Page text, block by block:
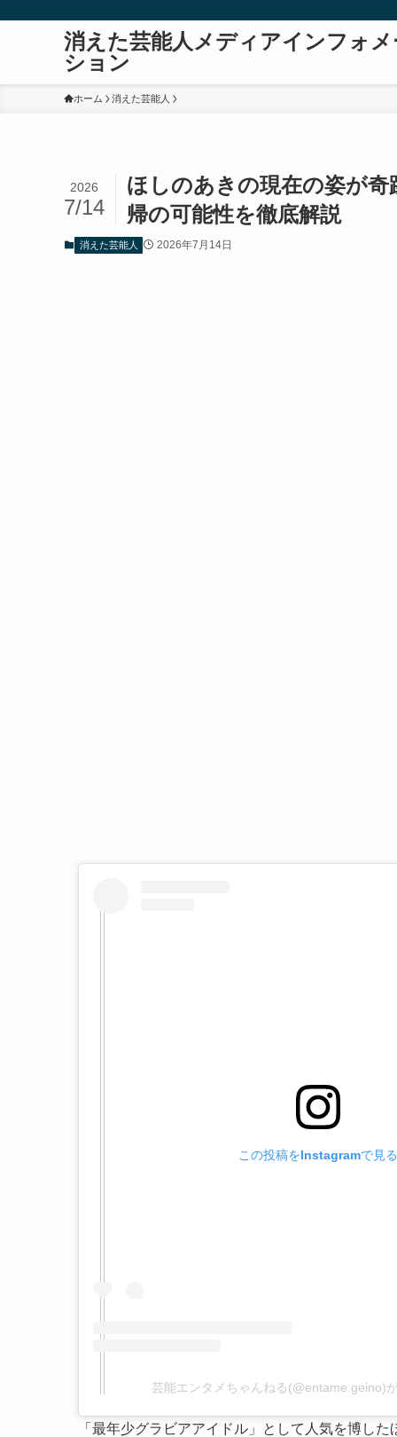
消えた芸能人メディアインフォメ
ション
ホーム 消えた芸能人
ほしのあきの現在の姿が奇
帰の可能性を徹底解説
2026
7/14
消えた芸能人 2026年7月14日
この投稿をInstagramで見る
芸能エンタメちゃんねる(@entame.geino)
「最年少グラビアアイドル」として人気を博し